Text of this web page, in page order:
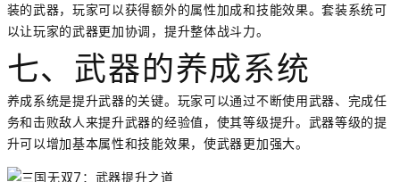
装的武器，玩家可以获得额外的属性加成和技能效果。套装系统可
以让玩家的武器更加协调，提升整体战斗力。
七、武器的养成系统
养成系统是提升武器的关键。玩家可以通过不断使用武器、完成任
务和击败敌人来提升武器的经验值，使其等级提升。武器等级的提
升可以增加基本属性和技能效果，使武器更加强大。